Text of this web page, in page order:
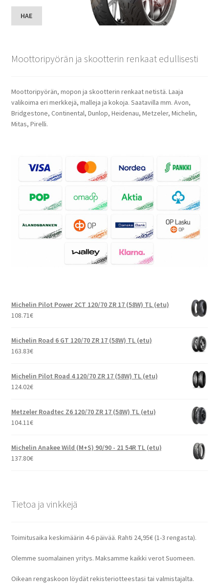
HAE
Moottoripyörän ja skootterin renkaat edullisesti
Moottoripyörän, mopon ja skootterin renkaat netistä. Laaja
valikoima eri merkkejä, malleja ja kokoja. Saatavilla mm. Avon,
Bridgestone, Continental, Dunlop, Heidenau, Metzeler, Michelin,
Mitas, Pirelli.
Michelin Pilot Power 2CT 120/70 ZR 17 (58W) TL (etu)
108.71€
Michelin Road 6 GT 120/70 ZR 17 (58W) TL (etu)
163.83€
Michelin Pilot Road 4 120/70 ZR 17 (58W) TL (etu)
124.02€
Metzeler Roadtec Z6 120/70 ZR 17 (58W) TL (etu)
104.11€
Michelin Anakee Wild (M+S) 90/90 - 21 54R TL (etu)
137.80€
Tietoa ja vinkkejä
Toimitusaika keskimäärin 4-6 päivää. Rahti 24,95€ (1-3 rengasta).
Olemme suomalainen yritys. Maksamme kaikki verot Suomeen.
Oikean rengaskoon löydät rekisteriotteestasi tai valmistajalta.